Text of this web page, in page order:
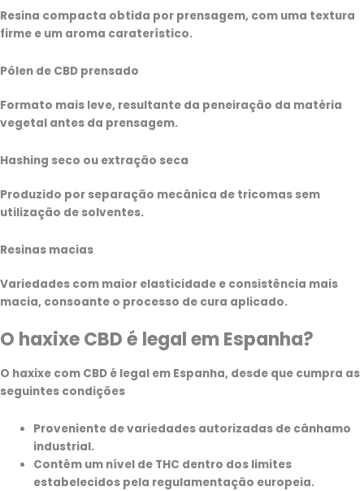
Resina compacta obtida por prensagem, com uma textura
firme e um aroma caraterístico.
Pólen de CBD prensado
Formato mais leve, resultante da peneiração da matéria
vegetal antes da prensagem.
Hashing seco ou extração seca
Produzido por separação mecânica de tricomas sem
utilização de solventes.
Resinas macias
Variedades com maior elasticidade e consistência mais
macia, consoante o processo de cura aplicado.
O haxixe CBD é legal em Espanha?
O haxixe com CBD é legal em Espanha, desde que cumpra as
seguintes condições
Proveniente de variedades autorizadas de cânhamo
industrial.
Contêm um nível de THC dentro dos limites
estabelecidos pela regulamentação europeia.